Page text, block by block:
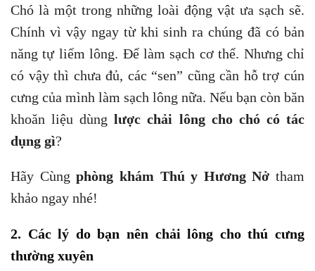
cưng của mình làm sạch lông nữa. Nếu bạn còn băn
khoăn liệu dùnglược chải lông cho chó có tác
dụng gì ?
Hãy Cùngphòng khám Thú y Hương Nởtham
khảo ngay nhé!
thường xuyên
2.1. Loại bỏ lông rụng, bụi bẩn
Chức năng đầu tiên của lược chải lông cho chó
phải kể đến là giúp loại bỏ lông rụng và bụi bẩn.